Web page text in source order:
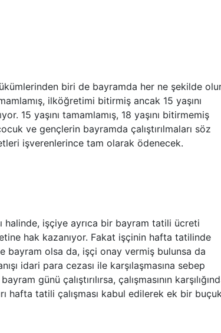
biri de bayramda her ne şekilde
ilköğretimi bitirmiş ancak 15 yaşını
15 yaşını tamamlamış, 18 yaşını bitirmemiş
ve gençlerin bayramda çalıştırılmaları söz
işverenlerince tam olarak ödenecek.
işçiye ayrıca bir bayram tatili ücreti
hak kazanıyor. Fakat işçinin hafta tatilinde
bayram olsa da, işçi onay vermiş bulunsa da
idari para cezası ile karşılaşmasına sebep
günü çalıştırılırsa, çalışmasının
hafta tatili çalışması kabul edilerek ek bir